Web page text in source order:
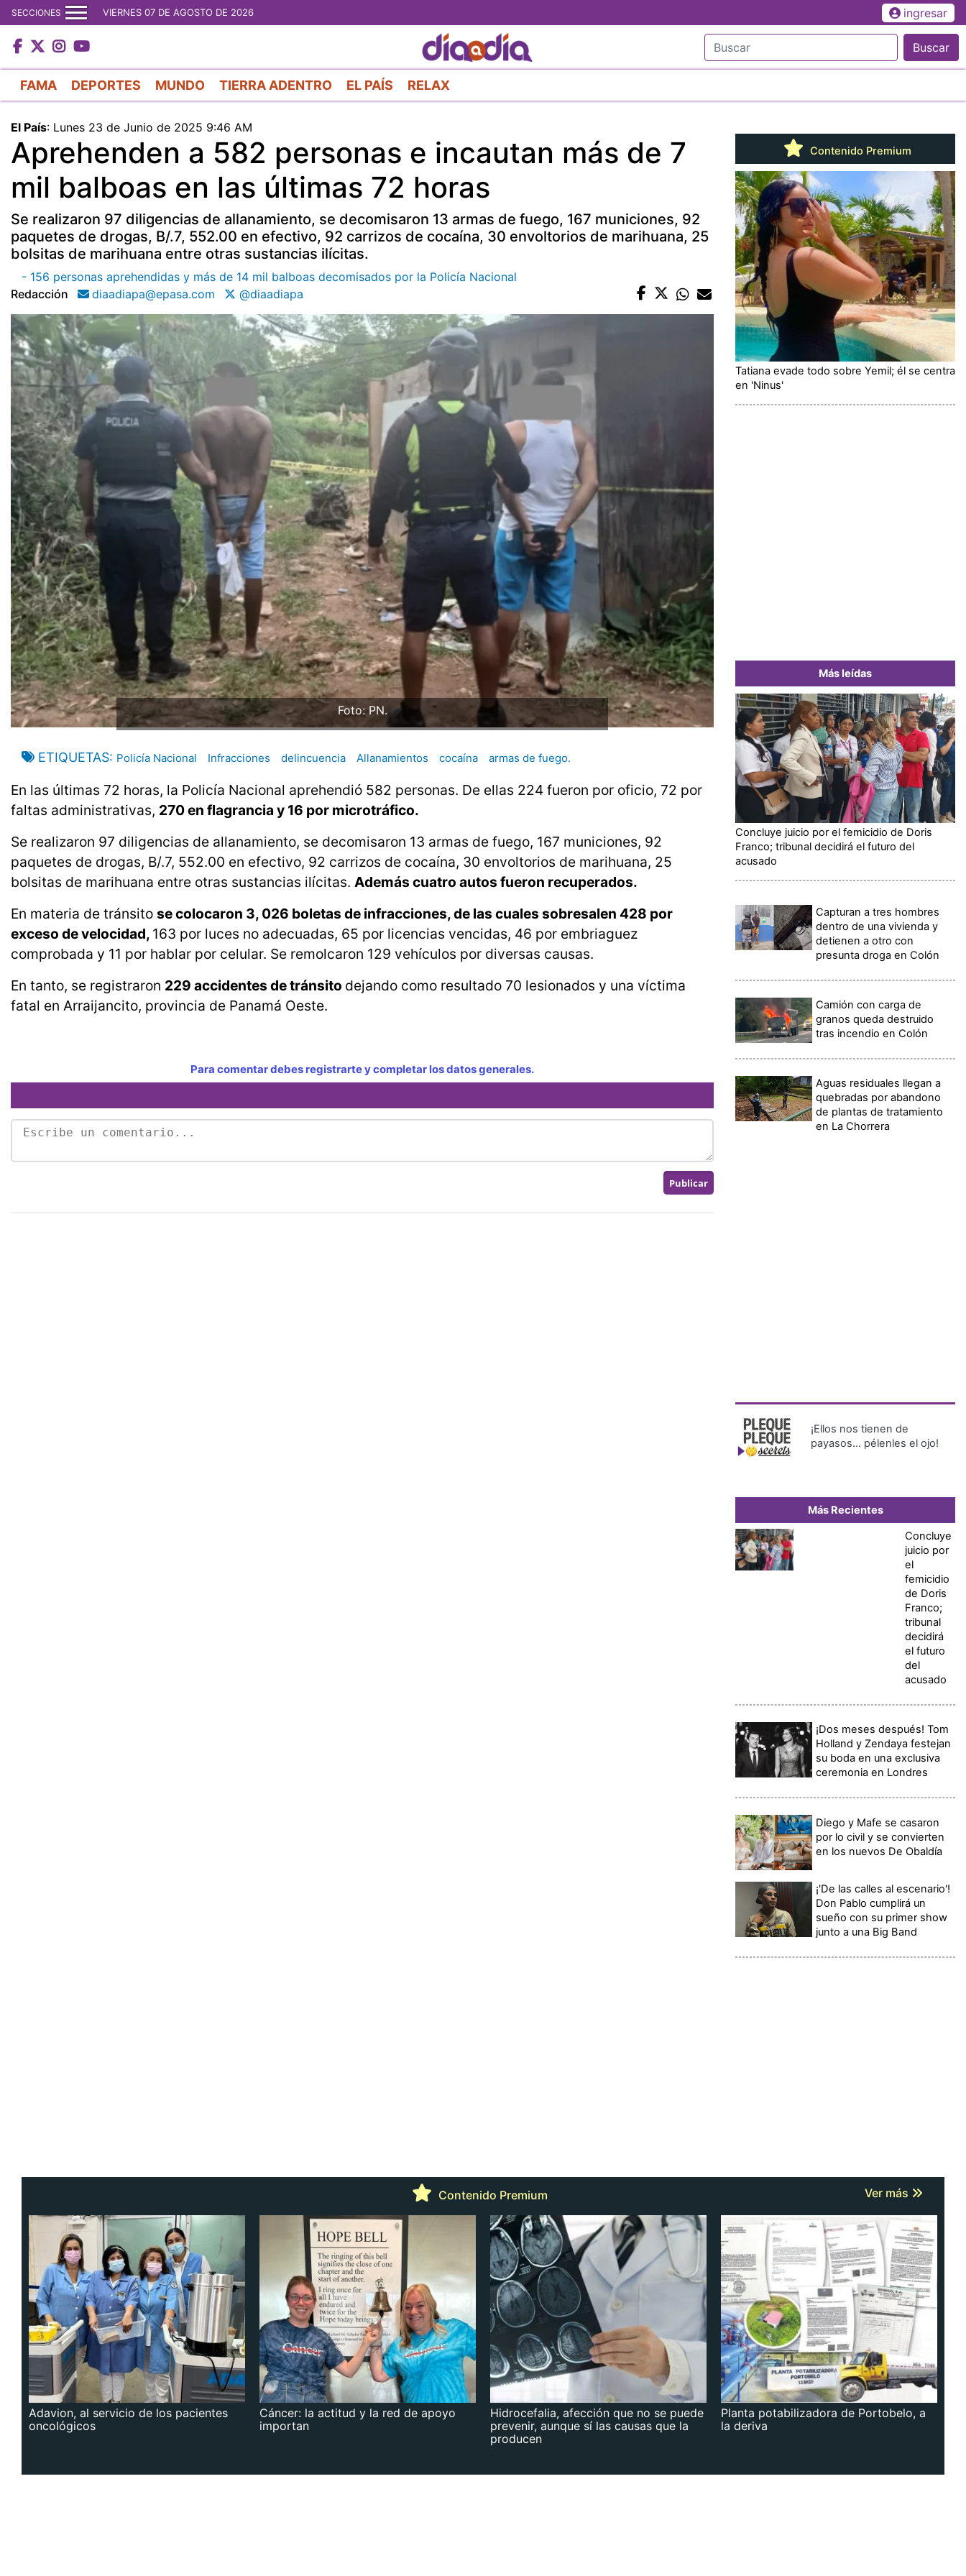
al
contenido
principal
SECCIONES VIERNES 07 DE AGOSTO DE 2026 ingresar
Buscar
FAMA DEPORTES MUNDO TIERRA ADENTRO EL PAÍS RELAX
El País: Lunes 23 de Junio de 2025 9:46 AM
Aprehenden a 582 personas e incautan más de 7
mil balboas en las últimas 72 horas
Se realizaron 97 diligencias de allanamiento, se decomisaron 13 armas de fuego, 167 municiones, 92
paquetes de drogas, B/.7, 552.00 en efectivo, 92 carrizos de cocaína, 30 envoltorios de marihuana, 25
bolsitas de marihuana entre otras sustancias ilícitas.
- 156 personas aprehendidas y más de 14 mil balboas decomisados por la Policía Nacional
Redacción
diaadiapa@epasa.com @diaadiapa
Foto: PN.
ETIQUETAS Policía Nacional Infracciones delincuencia Allanamientos cocaína armas de fuego.
En las últimas 72 horas, la Policía Nacional aprehendió 582 personas. De ellas 224 fueron por oficio, 72 por
faltas administrativas, 270 en flagrancia y 16 por microtráfico.
Se realizaron 97 diligencias de allanamiento, se decomisaron 13 armas de fuego, 167 municiones, 92
paquetes de drogas, B/.7, 552.00 en efectivo, 92 carrizos de cocaína, 30 envoltorios de marihuana, 25
bolsitas de marihuana entre otras sustancias ilícitas. Además cuatro autos fueron recuperados.
En materia de tránsito se colocaron 3, 026 boletas de infracciones, de las cuales sobresalen 428 por
exceso de velocidad, 163 por luces no adecuadas, 65 por licencias vencidas, 46 por embriaguez
comprobada y 11 por hablar por celular. Se remolcaron 129 vehículos por diversas causas.
En tanto, se registraron 229 accidentes de tránsito dejando como resultado 70 lesionados y una víctima
fatal en Arraijancito, provincia de Panamá Oeste.
Para comentar debes registrarte y completar los datos generales.
Contenido Premium
Tatiana evade todo sobre Yemil; él se centra
en 'Ninus'
Más leídas
Concluye juicio por el femicidio de Doris
Franco; tribunal decidirá el futuro del
acusado
Capturan a tres hombres
dentro de una vivienda y
detienen a otro con
presunta droga en Colón
Camión con carga de
granos queda destruido
tras incendio en Colón
Aguas residuales llegan a
quebradas por abandono
de plantas de tratamiento
en La Chorrera
¡Ellos nos tienen de
payasos… pélenles el ojo!
Más Recientes
Concluye
juicio por
el
femicidio
de Doris
Franco;
tribunal
decidirá
el futuro
del
acusado
¡Dos meses después! Tom
Holland y Zendaya festejan
su boda en una exclusiva
ceremonia en Londres
Diego y Mafe se casaron
por lo civil y se convierten
en los nuevos De Obaldía
¡'De las calles al escenario'!
Don Pablo cumplirá un
sueño con su primer show
junto a una Big Band
Contenido Premium Ver más
Adavion, al servicio de los pacientes
oncológicos
Cáncer: la actitud y la red de apoyo
importan
Hidrocefalia, afección que no se puede
prevenir, aunque sí las causas que la
producen
Planta potabilizadora de Portobelo, a
la deriva